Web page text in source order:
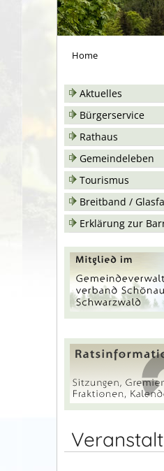
Home
Aktuelles
Bürgerservice
Rathaus
Gemeindeleben
Tourismus
Breitband /
Erklärung zur